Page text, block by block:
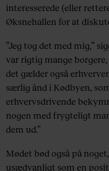
interesserede (eller
Øksnehallen for at
”Jeg tog det med mig,”
var rigtig mange
det gælder også
særlig ånd i Kødbyen,
erhvervsdrivende
nogen med frygteligt
dem ud.”
Mødet bød også på
usædvanligt som en